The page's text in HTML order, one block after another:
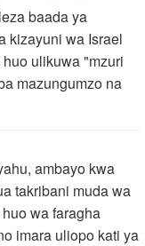
baada ya
kizayuni wa Israel
ulikuwa "mzuri
mazungumzo na
ambayo kwa
takribani muda wa
wa faragha
imara uliopo kati ya